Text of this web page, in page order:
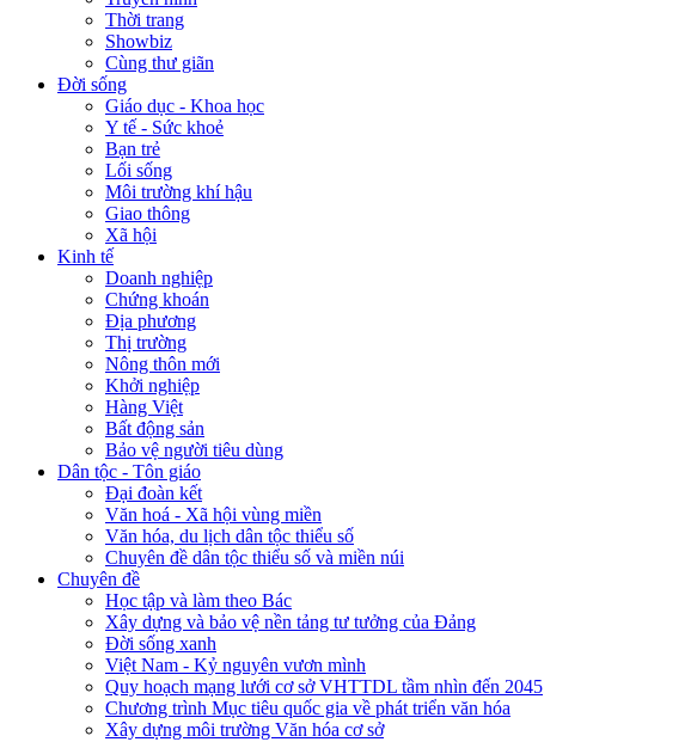
Thời trang
Showbiz
Cùng thư giãn
Đời sống
Giáo dục - Khoa học
Y tế - Sức khoẻ
Bạn trẻ
Lối sống
Môi trường khí hậu
Giao thông
Xã hội
Kinh tế
Doanh nghiệp
Chứng khoán
Địa phương
Thị trường
Nông thôn mới
Khởi nghiệp
Hàng Việt
Bất động sản
Bảo vệ người tiêu dùng
Dân tộc - Tôn giáo
Đại đoàn kết
Văn hoá - Xã hội vùng miền
Văn hóa, du lịch dân tộc thiểu số
Chuyên đề dân tộc thiểu số và miền núi
Chuyên đề
Học tập và làm theo Bác
Xây dựng và bảo vệ nền tảng tư tưởng của Đảng
Đời sống xanh
Việt Nam - Kỷ nguyên vươn mình
Quy hoạch mạng lưới cơ sở VHTTDL tầm nhìn đến 2045
Chương trình Mục tiêu quốc gia về phát triển văn hóa
Xây dựng môi trường Văn hóa cơ sở